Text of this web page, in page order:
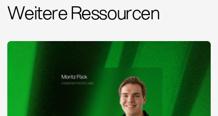
Weitere Ressourcen